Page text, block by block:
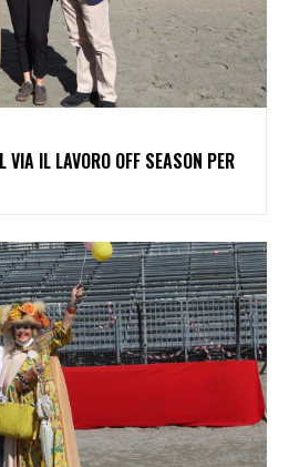
IL LAVORO OFF SEASON PER